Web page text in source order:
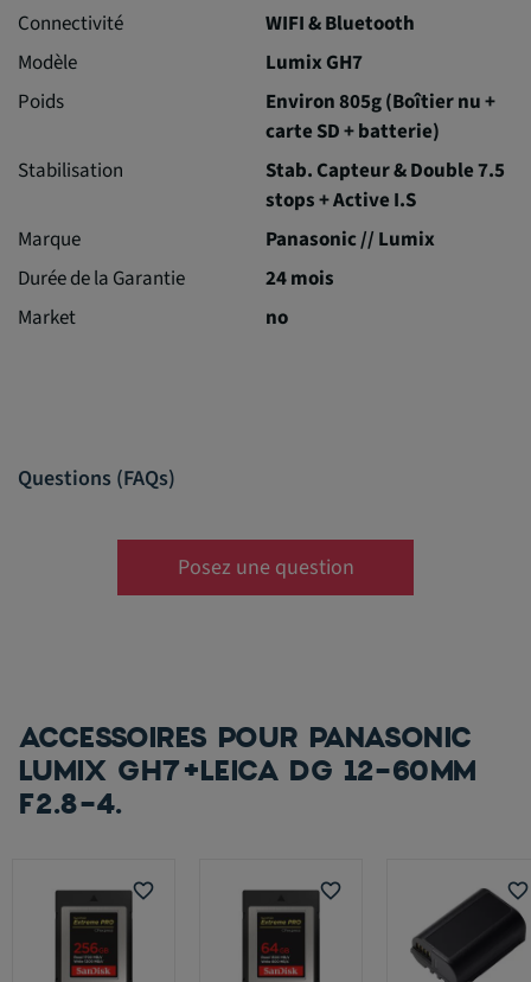
Connectivité
WIFI & Bluetooth
Modèle
Lumix GH7
Poids
Environ 805g (Boîtier nu +
carte SD + batterie)
Stabilisation
Stab. Capteur & Double 7.5
stops + Active I.S
Marque
Panasonic // Lumix
Durée de la Garantie
24 mois
Market
no
Questions (FAQs)
Posez une question
ACCESSOIRES POUR PANASONIC
LUMIX GH7+LEICA DG 12-60MM
F2.8-4.
favorite_border favorite_border favorite_border